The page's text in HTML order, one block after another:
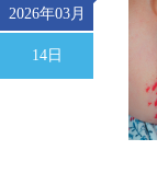
2026年03月
14日